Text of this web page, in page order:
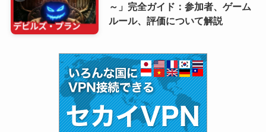
～」完全ガイド：参加者、ゲーム
ルール、評価について解説